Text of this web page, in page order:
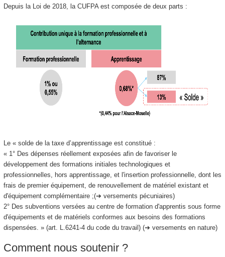
Depuis la Loi de 2018, la CUFPA est composée de deux parts :
Le « solde de la taxe d’apprentissage est constitué :
« 1° Des dépenses réellement exposées afin de favoriser le
développement des formations initiales technologiques et
professionnelles, hors apprentissage, et l'insertion professionnelle, dont les
frais de premier équipement, de renouvellement de matériel existant et
d'équipement complémentaire ;(➔ versements pécuniaires)
2° Des subventions versées au centre de formation d'apprentis sous forme
d'équipements et de matériels conformes aux besoins des formations
dispensées. » (art. L.6241-4 du code du travail) (➔ versements en nature)
Comment nous soutenir ?